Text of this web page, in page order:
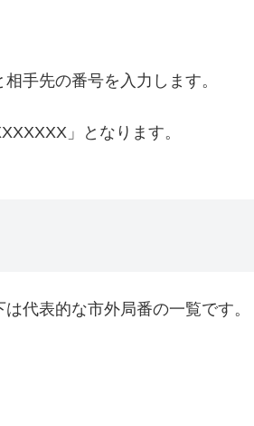
手先の番号を入力します。
」となります。
代表的な市外局番の一覧です。